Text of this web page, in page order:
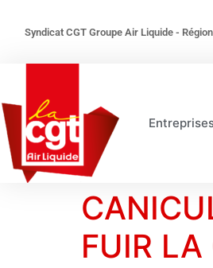
Syndicat CGT Groupe Air Liquide -
FUIR